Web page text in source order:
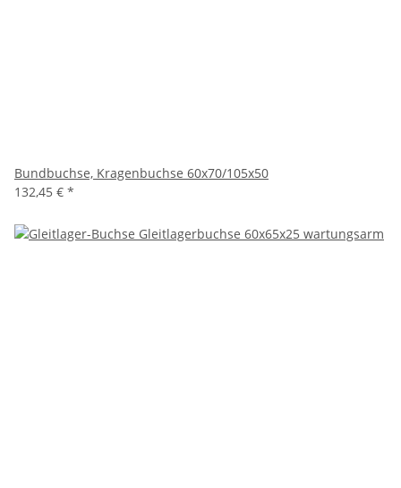
Bundbuchse, Kragenbuchse 60x70/105x50
132,45 € *